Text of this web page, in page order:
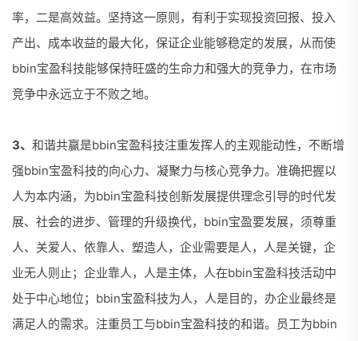
率，二是高效益。坚持这一原则，有利于实现投资回报、投入
产出、成本收益的最大化，保证企业能够稳定的发展，从而使
bbin宝盈科技能够保持旺盛的生命力和强大的竞争力，在市场
竞争中永远立于不败之地。
3、 和谐共赢是bbin宝盈科技注重发挥人的主观能动性，不断增
强bbin宝盈科技的向心力、凝聚力与核心竞争力。准确把握以
人为本内涵，为bbin宝盈科技创新发展提供理念引导的时代发
展、社会的进步、管理的升级换代，bbin宝盈要发展，须尊重
人、关爱人、依靠人、塑造人，企业需要是人，人是关键，企
业无人则止；企业靠人，人是主体，人在bbin宝盈科技活动中
处于中心地位；bbin宝盈科技为人，人是目的，办企业最终是
满足人的需求。注重员工与bbin宝盈科技的和谐。员工为bbin